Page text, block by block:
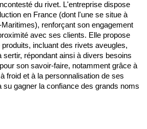
du rivet. L'entreprise dispose
en France (dont l'une se situe à
renforçant son engagement
avec ses clients. Elle propose
incluant des rivets aveugles,
sertir, répondant ainsi à divers besoins
son savoir-faire, notamment grâce à
froid et à la personnalisation de ses
su gagner la confiance des grands noms